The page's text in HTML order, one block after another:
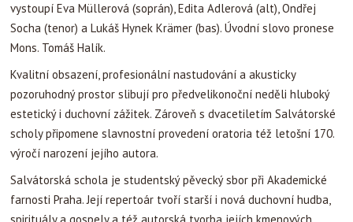
vystoupí Eva Müllerová (soprán), Edita Adlerová (alt), Ondřej
Socha (tenor) a Lukáš Hynek Krämer (bas). Úvodní slovo pronese
Mons. Tomáš Halík.
Kvalitní obsazení, profesionální nastudování a akusticky
pozoruhodný prostor slibují pro předvelikonoční neděli hluboký
estetický i duchovní zážitek. Zároveň s dvacetiletím Salvátorské
scholy připomene slavnostní provedení oratoria též letošní 170.
výročí narození jejího autora.
Salvátorská schola je studentský pěvecký sbor při Akademické
farnosti Praha. Její repertoár tvoří starší i nová duchovní hudba,